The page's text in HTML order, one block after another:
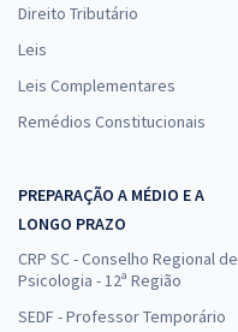
Direito Tributário
Leis
Leis Complementares
Remédios Constitucionais
PREPARAÇÃO A MÉDIO E A
LONGO PRAZO
CRP SC - Conselho Regional de
Psicologia - 12ª Região
SEDF - Professor Temporário